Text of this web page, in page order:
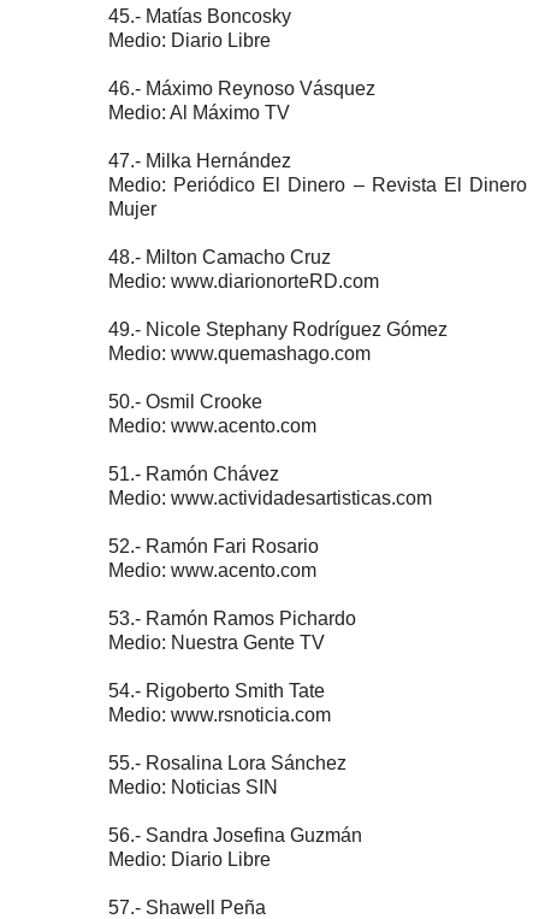
45.- Matías Boncosky
Medio: Diario Libre
46.- Máximo Reynoso Vásquez
Medio: Al Máximo TV
47.- Milka Hernández
Medio: Periódico El Dinero – Revista El Dinero
Mujer
48.- Milton Camacho Cruz
Medio: www.diarionorteRD.com
49.- Nicole Stephany Rodríguez Gómez
Medio: www.quemashago.com
50.- Osmil Crooke
Medio: www.acento.com
51.- Ramón Chávez
Medio: www.actividadesartisticas.com
52.- Ramón Fari Rosario
Medio: www.acento.com
53.- Ramón Ramos Pichardo
Medio: Nuestra Gente TV
54.- Rigoberto Smith Tate
Medio: www.rsnoticia.com
55.- Rosalina Lora Sánchez
Medio: Noticias SIN
56.- Sandra Josefina Guzmán
Medio: Diario Libre
57.- Shawell Peña